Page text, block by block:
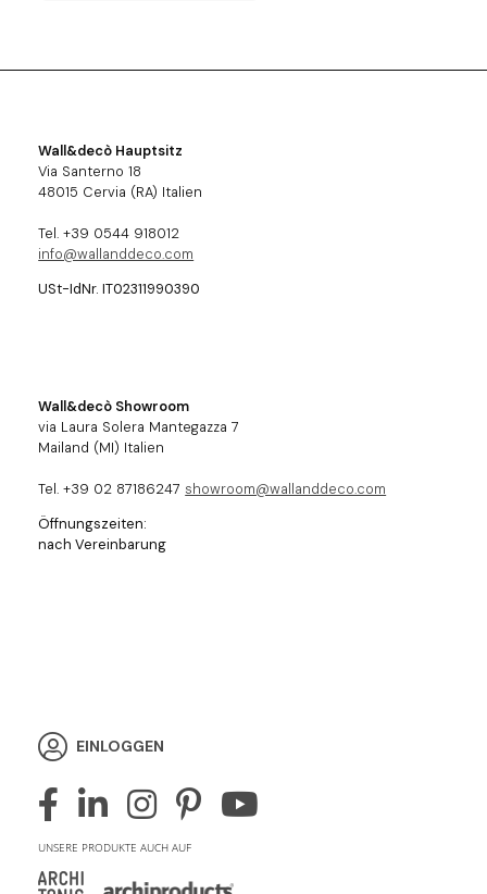
Wall&decò Hauptsitz
Via Santerno 18
48015 Cervia (RA) Italien
Tel. +39 0544 918012
info@wallanddeco.com
USt-IdNr. IT02311990390
Wall&decò Showroom
via Laura Solera Mantegazza 7
Mailand (MI) Italien
Tel. +39 02 87186247 showroom@wallanddeco.com
Öffnungszeiten:
nach Vereinbarung
EINLOGGEN
UNSERE PRODUKTE AUCH AUF